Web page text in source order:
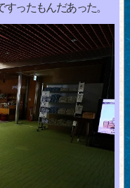
ったもんだあった。